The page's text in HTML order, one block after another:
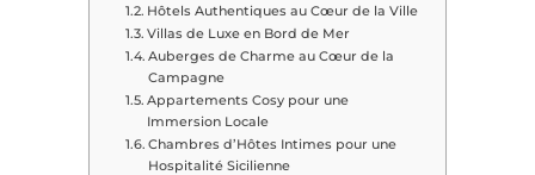
Hôtels Authentiques au Cœur de la Ville
Villas de Luxe en Bord de Mer
Auberges de Charme au Cœur de la
Campagne
Appartements Cosy pour une
Immersion Locale
Chambres d’Hôtes Intimes pour une
Hospitalité Sicilienne